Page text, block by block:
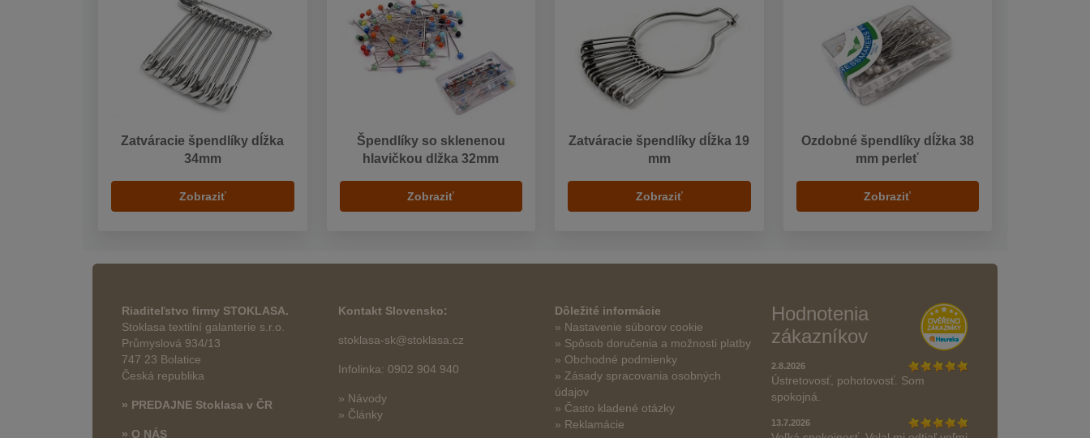
Zatváracie špendlíky dĺžka
34mm
Zobraziť
Špendlíky so sklenenou
hlavičkou dlžka 32mm
Zobraziť
Zatváracie špendlíky dĺžka 19
mm
Zobraziť
Ozdobné špendlíky dĺžka 38
mm perleť
Zobraziť
Riaditeľstvo firmy STOKLASA.
Stoklasa textilní galanterie s.r.o.
Průmyslová 934/13
747 23 Bolatice
Česká republika
» PREDAJNE Stoklasa v ČR
» O NÁS
Kontakt Slovensko:
stoklasa-sk@stoklasa.cz
Infolinka: 0902 904 940
» Návody
» Články
Dôležité informácie
» Nastavenie súborov cookie
» Spôsob doručenia a možnosti platby
» Obchodné podmienky
» Zásady spracovania osobných
údajov
» Často kladené otázky
» Reklamácie
Hodnotenia
zákazníkov
2.8.2026
Ústretovosť, pohotovosť. Som
spokojná.
13.7.2026